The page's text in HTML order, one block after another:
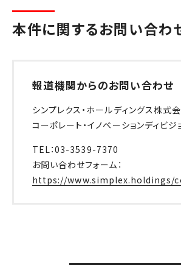
本件に関するお問い合わ
報道機関からのお問い合わせ
シンプレクス・ホールディングス株式
コーポレート・イノベーションディビ
TEL：03-3539-7370
お問い合わせフォーム：
https://www.simplex.holdings/